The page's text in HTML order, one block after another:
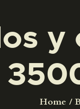
y
Home